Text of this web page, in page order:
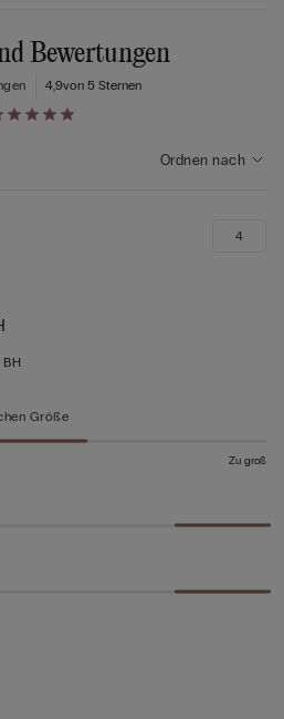
Bewertungen
4,9von 5 Sternen
Ordnen nach
4
Größe
Zu groß